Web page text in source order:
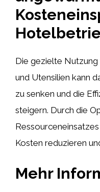
Die gezielte
und Utensilien kann
zu senken und die
steigern. Durch die
Kosten reduzieren
Mehr